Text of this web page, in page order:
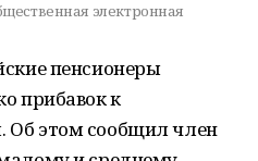
электронная
пенсионеры
прибавок к
этом сообщил член